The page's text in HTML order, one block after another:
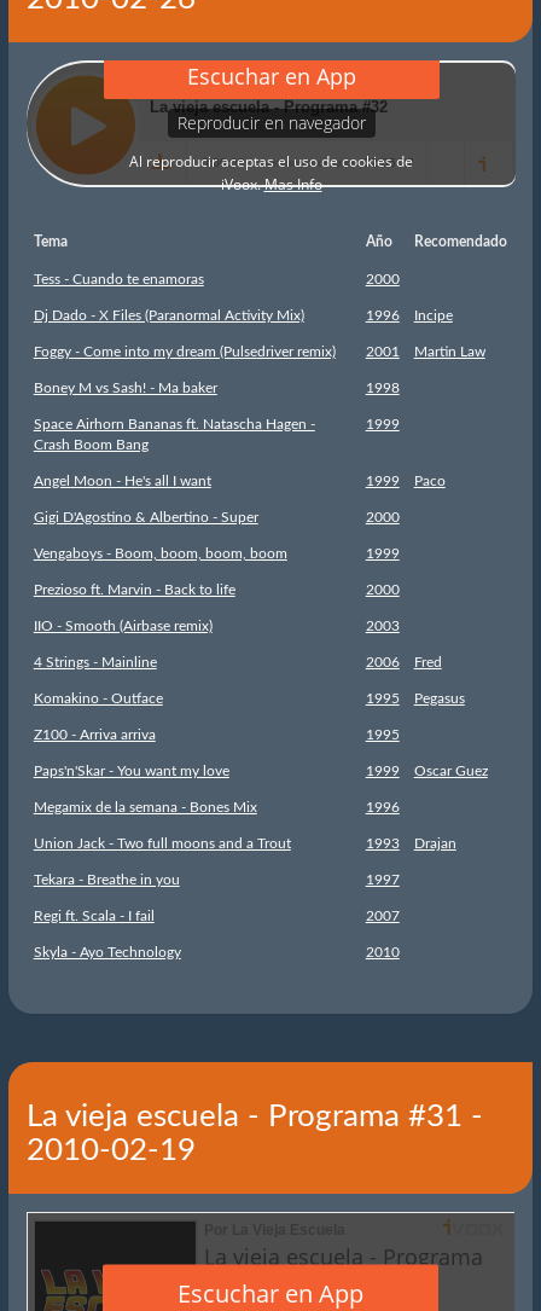
Tema Año Recomendado
Tess - Cuando te enamoras 2000
Dj Dado - X Files (Paranormal Activity Mix) 1996 Incipe
Foggy - Come into my dream (Pulsedriver remix) 2001 Martin Law
Boney M vs Sash! - Ma baker 1998
Space Airhorn Bananas ft. Natascha Hagen -
Crash Boom Bang
1999
Angel Moon - He's all I want 1999 Paco
Gigi D'Agostino & Albertino - Super 2000
Vengaboys - Boom, boom, boom, boom 1999
Prezioso ft. Marvin - Back to life 2000
IIO - Smooth (Airbase remix) 2003
4 Strings - Mainline 2006 Fred
Komakino - Outface 1995 Pegasus
Z100 - Arriva arriva 1995
Paps'n'Skar - You want my love 1999 Oscar Guez
Megamix de la semana - Bones Mix 1996
Union Jack - Two full moons and a Trout 1993 Drajan
Tekara - Breathe in you 1997
Regi ft. Scala - I fail 2007
Skyla - Ayo Technology 2010
La vieja escuela - Programa #31 -
2010-02-19